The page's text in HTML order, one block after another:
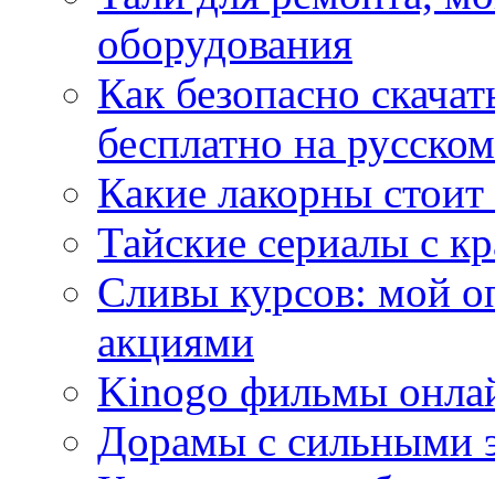
оборудования
Как безопасно
бесплатно на
Какие лакорны
Тайские сериалы с
Сливы курсов: мой
акциями
Kinogo фильмы
Дорамы с сильными